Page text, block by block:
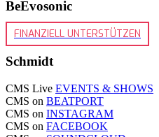
BeEvosonic
FINANZIELL UNTERSTÜTZEN
Schmidt
CMS Live EVENTS & SHOWS
CMS on BEATPORT
CMS on INSTAGRAM
CMS on FACEBOOK